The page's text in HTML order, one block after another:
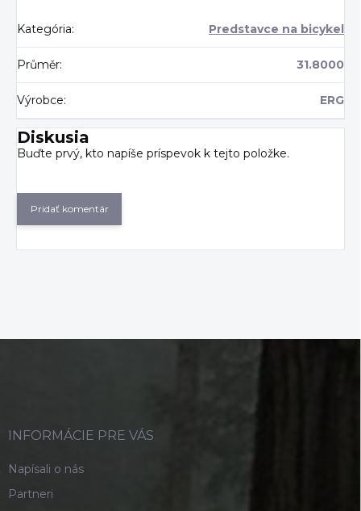
Kategória: Predstavce na bicykel
Průměr: 31.8000
Výrobce: ERG
Diskusia
Buďte prvý, kto napíše príspevok k tejto položke.
Pridať komentár
INFORMÁCIE PRE VÁS
Napísali o nás
Partneri